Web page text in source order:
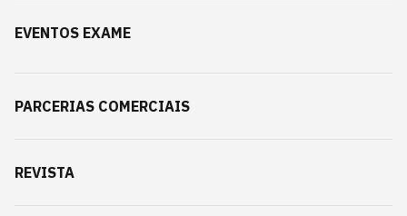
EVENTOS EXAME
PARCERIAS COMERCIAIS
REVISTA